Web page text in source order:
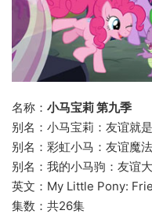
名称： 小马宝莉 第九季
别名：小马宝莉：友谊就
别名：彩虹小马：友谊魔法
别名：我的小马驹：友谊
英文：My Little Pony:
集数：共26集